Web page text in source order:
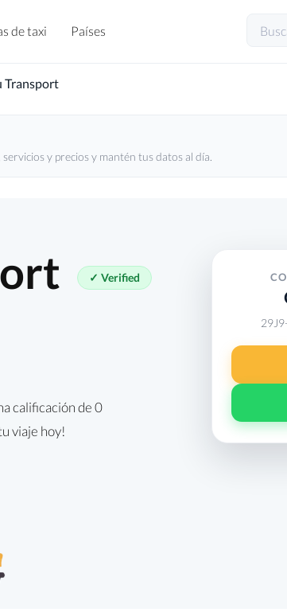
de taxi Países
Transport
y precios y mantén tus datos al día.
✓ Verified
calificación de 0
viaje hoy!